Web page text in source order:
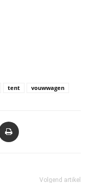
tent vouwwagen
Volgend artikel